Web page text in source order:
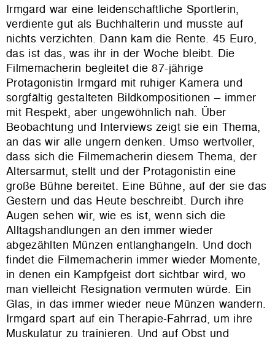
Irmgard war eine leidenschaftliche Sportlerin,
verdiente gut als Buchhalterin und musste auf
nichts verzichten. Dann kam die Rente. 45 Euro,
das ist das, was ihr in der Woche bleibt. Die
Filmemacherin begleitet die 87-jährige
Protagonistin Irmgard mit ruhiger Kamera und
sorgfältig gestalteten Bildkompositionen – immer
mit Respekt, aber ungewöhnlich nah. Über
Beobachtung und Interviews zeigt sie ein Thema,
an das wir alle ungern denken. Umso wertvoller,
dass sich die Filmemacherin diesem Thema, der
Altersarmut, stellt und der Protagonistin eine
große Bühne bereitet. Eine Bühne, auf der sie das
Gestern und das Heute beschreibt. Durch ihre
Augen sehen wir, wie es ist, wenn sich die
Alltagshandlungen an den immer wieder
abgezählten Münzen entlanghangeln. Und doch
findet die Filmemacherin immer wieder Momente,
in denen ein Kampfgeist dort sichtbar wird, wo
man vielleicht Resignation vermuten würde. Ein
Glas, in das immer wieder neue Münzen wandern.
Irmgard spart auf ein Therapie-Fahrrad, um ihre
Muskulatur zu trainieren. Und auf Obst und